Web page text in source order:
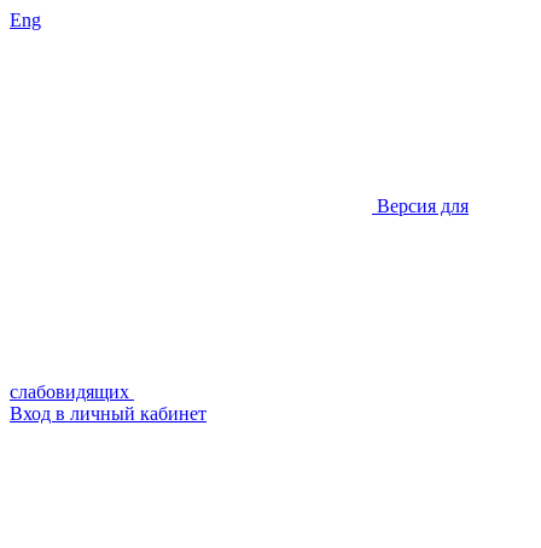
Eng
Версия для
слабовидящих
Вход в личный кабинет